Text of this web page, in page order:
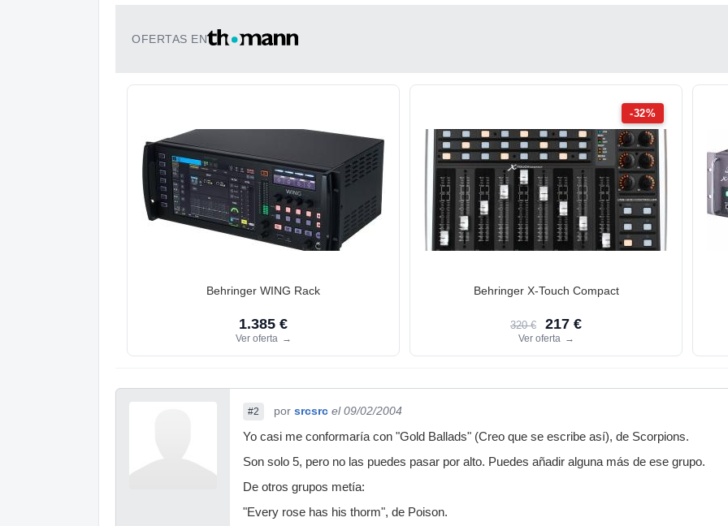
OFERTAS EN
Behringer WING Rack
1.385 €
Ver oferta →
-32%
Behringer X-Touch Compact
320 € 217 €
Ver oferta →
#2 por srcsrc el 09/02/2004
Yo casi me conformaría con "Gold Ballads" (Creo que se escribe así), de Scorpions.
Son solo 5, pero no las puedes pasar por alto. Puedes añadir alguna más de ese grupo.
De otros grupos metía:
"Every rose has his thorm", de Poison.